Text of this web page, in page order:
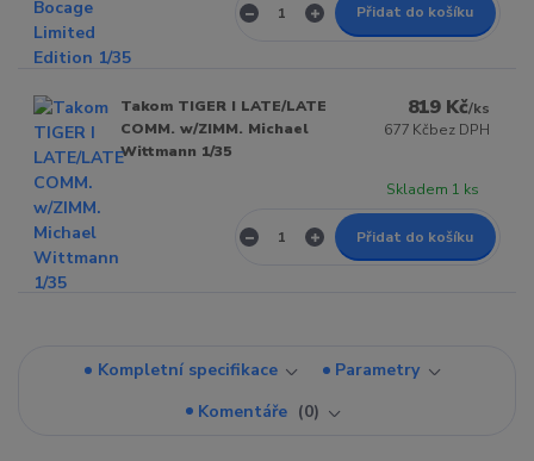
Přidat do košíku
Takom TIGER I LATE/LATE
COMM. w/ZIMM. Michael
Wittmann 1/35
819 Kč/ks
677 Kčbez DPH
Skladem 1 ks
Přidat do košíku
Kompletní specifikace
Parametry
Komentáře
0